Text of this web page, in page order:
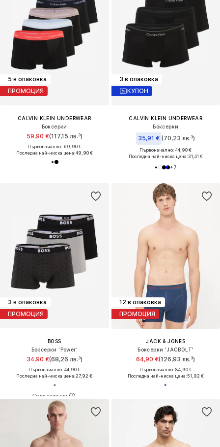
5 в опаковка
ПРОМОЦИЯ
CALVIN KLEIN UNDERWEAR
Боксерки
59,90 €(117,15 лв.³)
Първоначално: 69,90 €
Последна най-ниска цена:49,90 €
3 в опаковка
КУПОН
CALVIN KLEIN UNDERWEAR
Боксерки
35,91 € (70,23 лв.³)
Първоначално: 44,90 €
Последна най-ниска цена:31,41 €
+7
3 в опаковка
ПРОМОЦИЯ
BOSS
Боксерки 'Power'
34,90 €(68,26 лв.³)
Първоначално: 44,90 €
Последна най-ниска цена:27,92 €
12 в опаковка
ПРОМОЦИЯ
JACK & JONES
Боксерки 'JACBOLT'
64,90 €(126,93 лв.³)
Първоначално: 84,90 €
Последна най-ниска цена:51,92 €